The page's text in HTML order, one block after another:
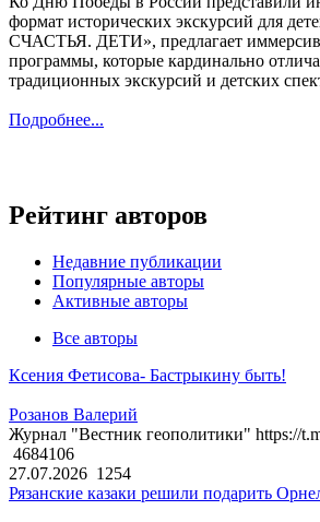
формат исторических экскурсий для
СЧАСТЬЯ. ДЕТИ», предлагает
программы, которые кардинально
традиционных экскурсий и детских
Подробнее...
Рейтинг авторов
Недавние публикации
Популярные авторы
Активные авторы
Все авторы
Ксения Фетисова- Бастрыкину быть!
Розанов Валерий
Журнал "Вестник геополитики" https://
4684106
27.07.2026 1254
Рязанские казаки решили подарить